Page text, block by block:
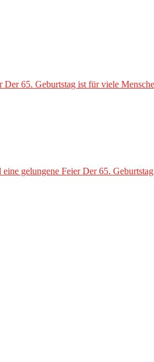
65. Geburtstag ist für viele
gelungene Feier Der 65.